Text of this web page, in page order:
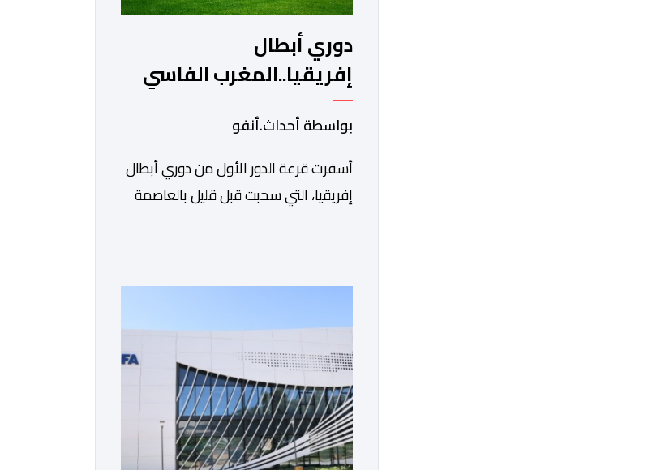
دوري أبطال
إفريقيا..المغرب الفاسي
يواجه رحيمو البوركينابي
بواسطة أحداث.أنفو
أسفرت قرعة الدور الأول من دوري أبطال
إفريقيا، التي سحبت قبل قليل بالعاصمة
موعد في هذا الدور مع الفائز من المباراة
التي تجمع بين ستار سبورت السييراليوني
ونادي المدينة الغامبي، حيث يطمح
الفريق […]